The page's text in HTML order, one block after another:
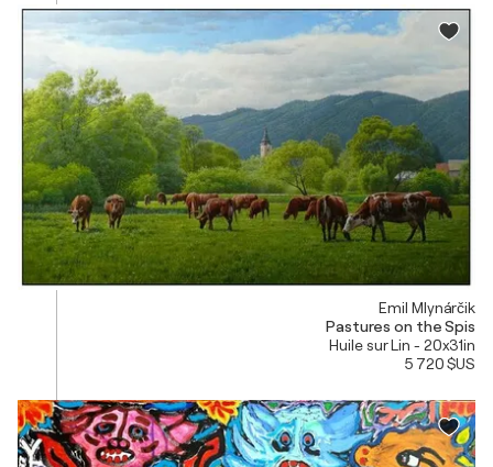
Emil Mlynárčik
Pastures on the Spis
Huile sur Lin - 20x31in
5 720 $US